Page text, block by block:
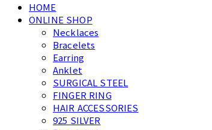
HOME
ONLINE SHOP
Necklaces
Bracelets
Earring
Anklet
SURGICAL STEEL
FINGER RING
HAIR ACCESSORIES
925 SILVER